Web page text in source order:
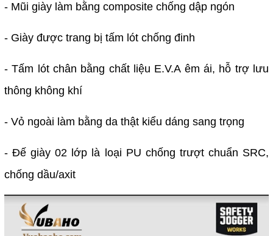
- Mũi giày làm bằng composite chống dập ngón
- Giày được trang bị tấm lót chống đinh
- Tấm lót chân bằng chất liệu E.V.A êm ái, hỗ trợ lưu
thông không khí
- Vỏ ngoài làm bằng da thật kiểu dáng sang trọng
- Đế giày 02 lớp là loại PU chống trượt chuẩn SRC,
chống dầu/axit